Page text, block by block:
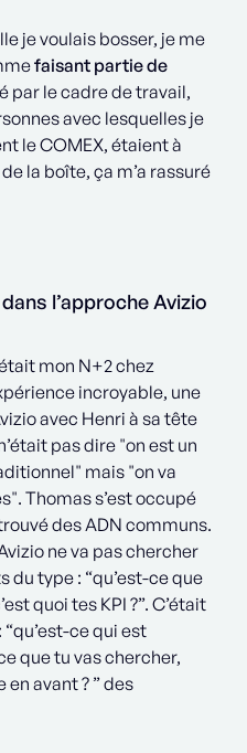
je voulais bosser, je me
faisant partie de
par le cadre de travail,
avec lesquelles je
le COMEX, étaient à
la boîte, ça m’a rassuré
l’approche Avizio
mon N+2 chez
incroyable, une
avec Henri à sa tête
pas dire "on est un
mais "on va
Thomas s’est occupé
des ADN communs.
ne va pas chercher
du type : “qu’est-ce que
quoi tes KPI ?”. C’était
ce qui est
que tu vas chercher,
avant ? ” des